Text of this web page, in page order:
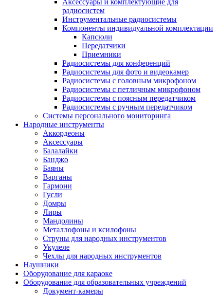
Аксессуары и комплектующие для
радиосистем
Инструментальные радиосистемы
Компоненты индивидуальной комплектации
Капсюли
Передатчики
Приемники
Радиосистемы для конференций
Радиосистемы для фото и видеокамер
Радиосистемы с головным микрофоном
Радиосистемы с петличным микрофоном
Радиосистемы с поясным передатчиком
Радиосистемы с ручным передатчиком
Системы персонального мониторинга
Народные инструменты
Аккордеоны
Аксессуары
Балалайки
Банджо
Баяны
Варганы
Гармони
Гусли
Домры
Лиры
Мандолины
Металлофоны и ксилофоны
Струны для народных инструментов
Укулеле
Чехлы для народных инструментов
Наушники
Оборудование для караоке
Оборудование для образовательных учреждений
Документ-камеры